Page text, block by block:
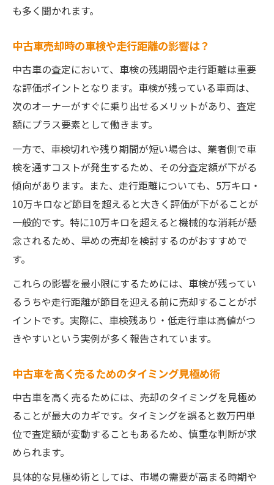
も多く聞かれます。
中古車売却時の車検や走行距離の影響は？
中古車の査定において、車検の残期間や走行距離は重要
な評価ポイントとなります。車検が残っている車両は、
次のオーナーがすぐに乗り出せるメリットがあり、査定
額にプラス要素として働きます。
一方で、車検切れや残り期間が短い場合は、業者側で車
検を通すコストが発生するため、その分査定額が下がる
傾向があります。また、走行距離についても、5万キロ・
10万キロなど節目を超えると大きく評価が下がることが
一般的です。特に10万キロを超えると機械的な消耗が懸
念されるため、早めの売却を検討するのがおすすめで
す。
これらの影響を最小限にするためには、車検が残ってい
るうちや走行距離が節目を迎える前に売却することがポ
イントです。実際に、車検残あり・低走行車は高値がつ
きやすいという実例が多く報告されています。
中古車を高く売るためのタイミング見極め術
中古車を高く売るためには、売却のタイミングを見極め
ることが最大のカギです。タイミングを誤ると数万円単
位で査定額が変動することもあるため、慎重な判断が求
められます。
具体的な見極め術としては、市場の需要が高まる時期や